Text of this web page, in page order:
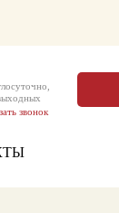
звонок